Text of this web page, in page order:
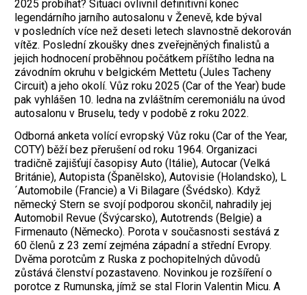
2025 probíhat? Situaci ovlivnil definitivní konec
legendárního jarního autosalonu v Ženevě, kde býval
v posledních více než deseti letech slavnostně dekorován
vítěz. Poslední zkoušky dnes zveřejněných finalistů a
jejich hodnocení proběhnou počátkem příštího ledna na
závodním okruhu v belgickém Mettetu (Jules Tacheny
Circuit) a jeho okolí. Vůz roku 2025 (Car of the Year) bude
pak vyhlášen 10. ledna na zvláštním ceremoniálu na úvod
autosalonu v Bruselu, tedy v podobě z roku 2022.
Odborná anketa volící evropský Vůz roku (Car of the Year,
COTY) běží bez přerušení od roku 1964. Organizaci
tradičně zajišťují časopisy Auto (Itálie), Autocar (Velká
Británie), Autopista (Španělsko), Autovisie (Holandsko), L
´Automobile (Francie) a Vi Bilagare (Švédsko). Když
německý Stern se svojí podporou skončil, nahradily jej
Automobil Revue (Švýcarsko), Autotrends (Belgie) a
Firmenauto (Německo). Porota v současnosti sestává z
60 členů z 23 zemí zejména západní a střední Evropy.
Dvěma porotcům z Ruska z pochopitelných důvodů
zůstává členství pozastaveno. Novinkou je rozšíření o
porotce z Rumunska, jímž se stal Florin Valentin Micu. A